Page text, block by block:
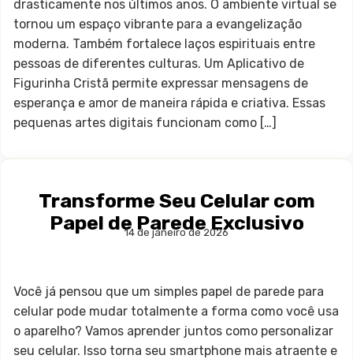
drasticamente nos últimos anos. O ambiente virtual se
tornou um espaço vibrante para a evangelização
moderna. Também fortalece laços espirituais entre
pessoas de diferentes culturas. Um Aplicativo de
Figurinha Cristã permite expressar mensagens de
esperança e amor de maneira rápida e criativa. Essas
pequenas artes digitais funcionam como […]
Transforme Seu Celular com
Papel de Parede Exclusivo
14 de janeiro de 2026
Você já pensou que um simples papel de parede para
celular pode mudar totalmente a forma como você usa
o aparelho? Vamos aprender juntos como personalizar
seu celular. Isso torna seu smartphone mais atraente e